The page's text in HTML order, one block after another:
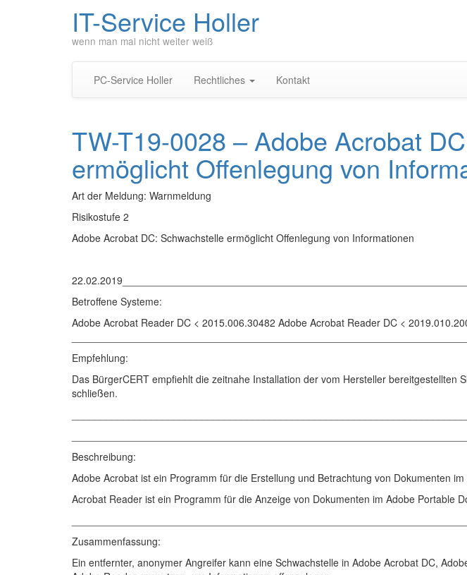
IT-Service Holler
wenn man mal nicht weiter weiß
PC-Service Holler Rechtliches Kontakt
TW-T19-0028 – Adobe Acrobat
ermöglicht Offenlegung von
Art der Meldung: Warnmeldung
Risikostufe 2
Adobe Acrobat DC: Schwachstelle ermöglicht Offenlegung von Informationen
Betroffene Systeme:
Adobe Acrobat Reader DC < 2015.006.30482 Adobe Acrobat Reader DC <
Empfehlung:
Das BürgerCERT empfiehlt die zeitnahe Installation der vom Hersteller bereitgestellten
schließen.
Beschreibung:
Adobe Acrobat ist ein Programm für die Erstellung und Betrachtung von Dokumenten
Acrobat Reader ist ein Programm für die Anzeige von Dokumenten im Adobe Portable
Zusammenfassung:
Ein entfernter, anonymer Angreifer kann eine Schwachstelle in Adobe Acrobat DC,